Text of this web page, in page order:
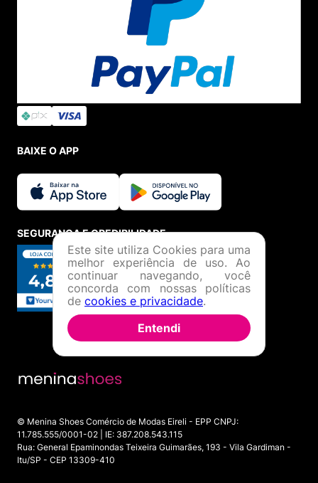
BAIXE O APP
SEGURANÇA E CREDIBILIDADE
© Menina Shoes Comércio de Modas Eireli - EPP CNPJ:
11.785.555/0001-02 | IE: 387.208.543.115
Rua: General Epaminondas Teixeira Guimarães, 193 - Vila Gardiman -
Itu/SP - CEP 13309-410
Este site utiliza Cookies para uma
melhor experiência de uso. Ao
continuar navegando, você
concorda com nossas políticas
de cookies e privacidade.
Entendi